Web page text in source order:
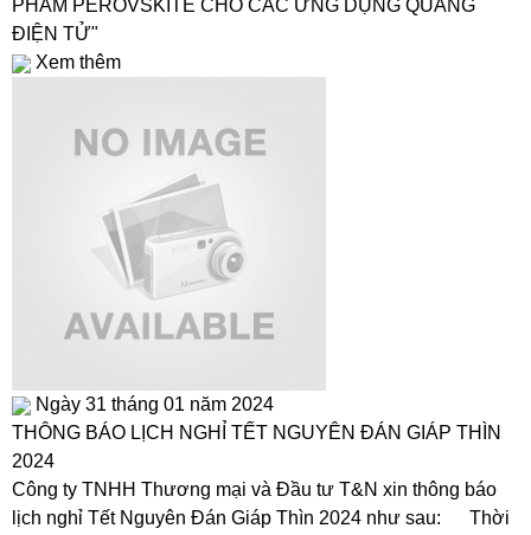
PHẨM PEROVSKITE CHO CÁC ỨNG DỤNG QUANG
ĐIỆN TỬ"
Xem thêm
Ngày 31 tháng 01 năm 2024
THÔNG BÁO LỊCH NGHỈ TẾT NGUYÊN ĐÁN GIÁP THÌN
2024
Công ty TNHH Thương mại và Đầu tư T&N xin thông báo
lịch nghỉ Tết Nguyên Đán Giáp Thìn 2024 như sau: Thời